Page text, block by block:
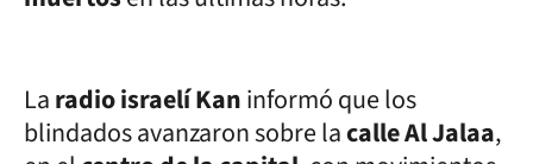
Laradio israelí Kaninformó que los
blindados avanzaron sobre lacalle Al Jalaa,